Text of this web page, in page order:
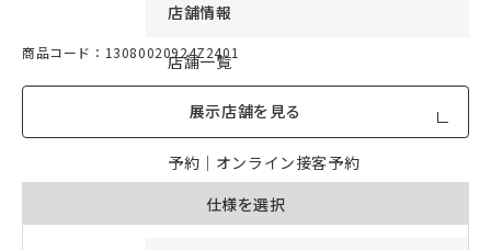
店舗情報
店舗一覧
店舗からのお知らせ
予約｜オンライン接客予約
予約｜来店予約
商品コード：13080020924Z2401
展示店舗を見る
仕様を選択